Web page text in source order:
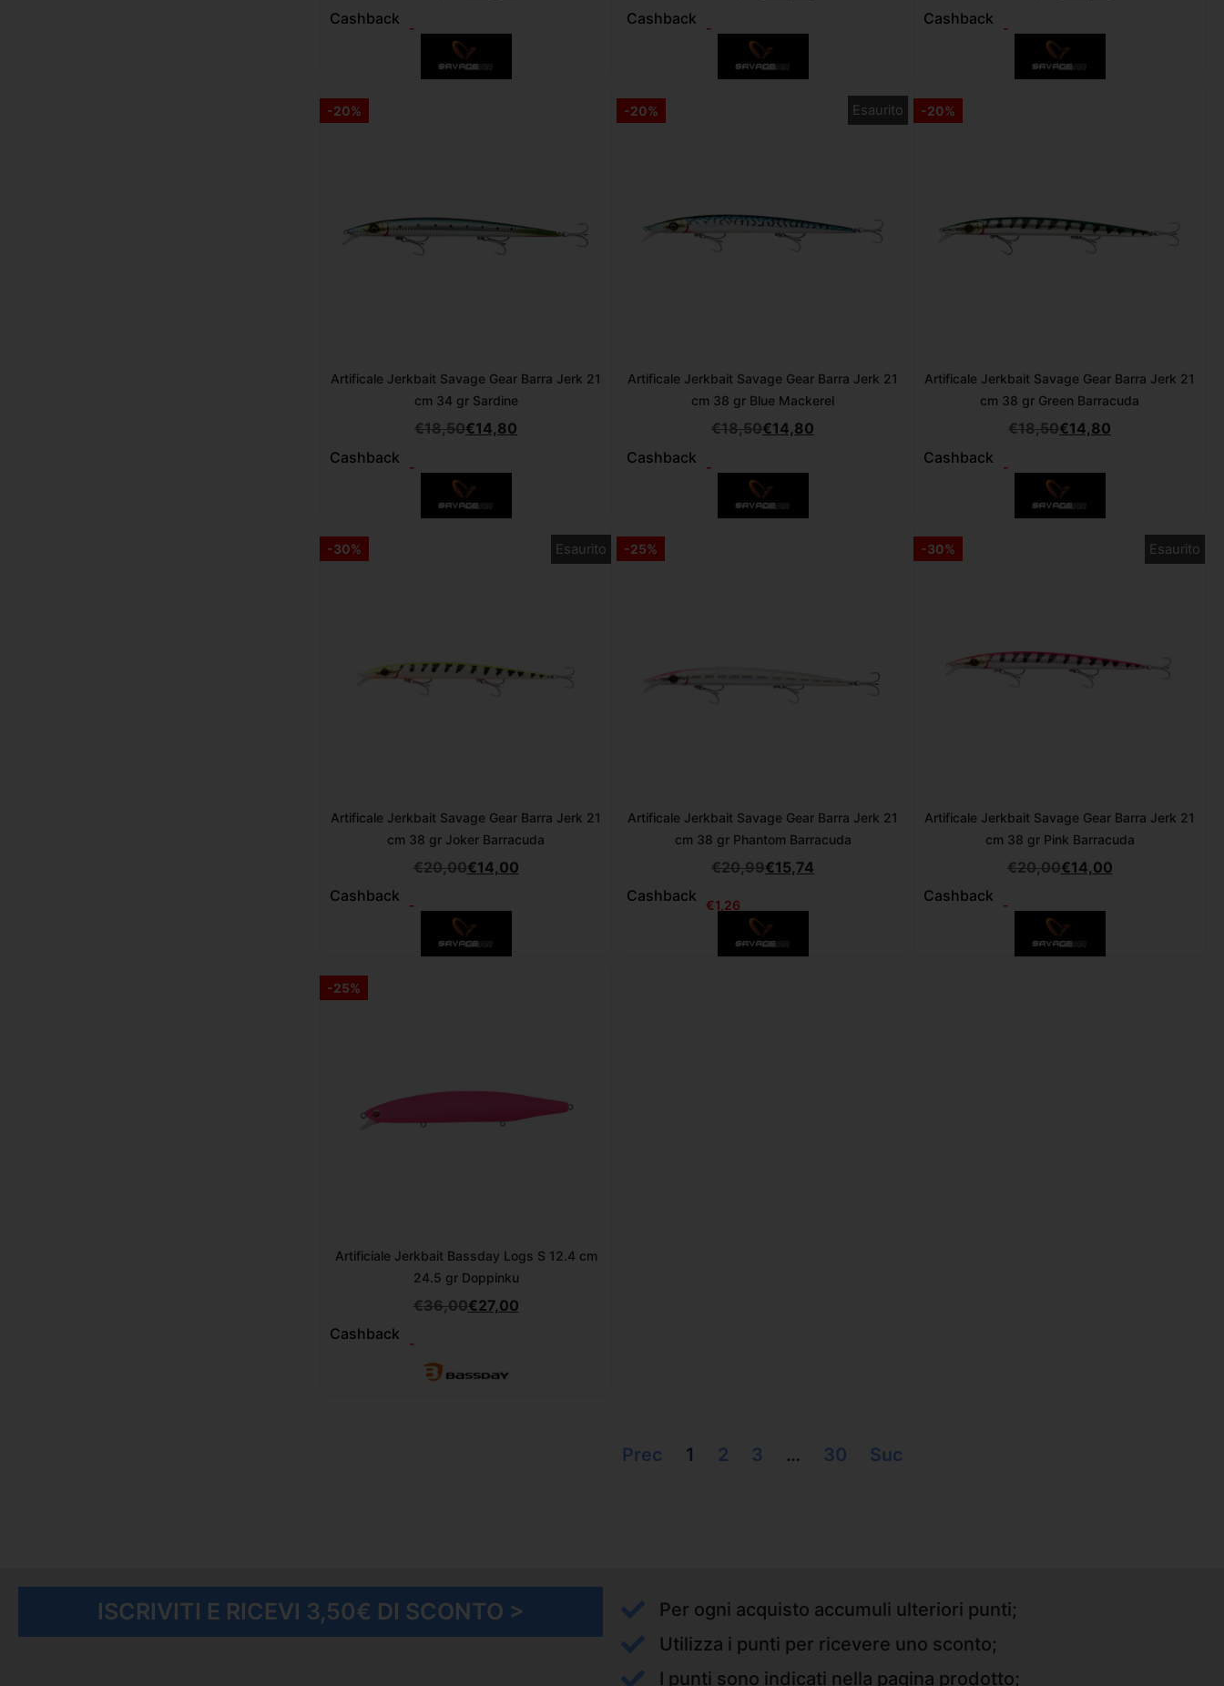
Cashback
-
Cashback
-
Cashback
-
-20%
Artificale Jerkbait Savage Gear Barra Jerk 21
cm 34 gr Sardine
€18,50€14,80
Cashback
-
-20%
Artificale Jerkbait Savage Gear Barra Jerk 21
cm 38 gr Blue Mackerel
Esaurito
€18,50€14,80
Cashback
-
-20%
Artificale Jerkbait Savage Gear Barra Jerk 21
cm 38 gr Green Barracuda
€18,50€14,80
Cashback
-
-30%
Artificale Jerkbait Savage Gear Barra Jerk 21
cm 38 gr Joker Barracuda
Esaurito
€20,00€14,00
Cashback
-
-25%
Artificale Jerkbait Savage Gear Barra Jerk 21
cm 38 gr Phantom Barracuda
€20,99€15,74
Cashback
€1,26
-30%
Artificale Jerkbait Savage Gear Barra Jerk 21
cm 38 gr Pink Barracuda
Esaurito
€20,00€14,00
Cashback
-
-25%
Artificiale Jerkbait Bassday Logs S 12.4 cm
24.5 gr Doppinku
€36,00€27,00
Cashback
-
Prec 1 2 3 … 30 Suc
ISCRIVITI E RICEVI 3,50€ DI SCONTO >
Per ogni acquisto accumuli ulteriori punti;
Utilizza i punti per ricevere uno sconto;
I punti sono indicati nella pagina prodotto;